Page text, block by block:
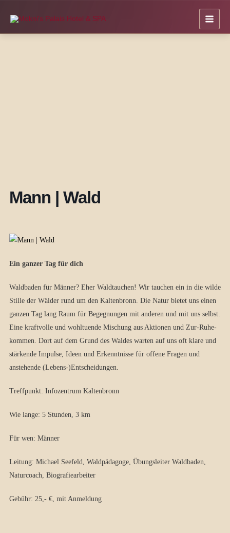
Inhalt
springen
Mann | Wald
Ein ganzer Tag für dich
Waldbaden für Männer? Eher Waldtauchen! Wir tauchen ein in die wilde
Stille der Wälder rund um den Kaltenbronn. Die Natur bietet uns einen
ganzen Tag lang Raum für Begegnungen mit anderen und mit uns selbst.
Eine kraftvolle und wohltuende Mischung aus Aktionen und Zur-Ruhe-
kommen. Dort auf dem Grund des Waldes warten auf uns oft klare und
stärkende Impulse, Ideen und Erkenntnisse für offene Fragen und
anstehende (Lebens-)Entscheidungen.
Treffpunkt: Infozentrum Kaltenbronn
Wie lange: 5 Stunden, 3 km
Für wen: Männer
Leitung: Michael Seefeld, Waldpädagoge, Übungsleiter Waldbaden,
Naturcoach, Biografiearbeiter
Gebühr: 25,- €, mit Anmeldung